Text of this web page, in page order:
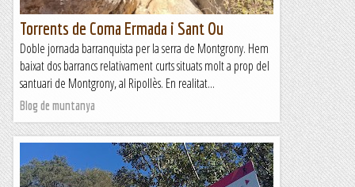
Torrents de Coma Ermada i Sant Ou
Doble jornada barranquista per la serra de Montgrony. Hem
baixat dos barrancs relativament curts situats molt a prop del
santuari de Montgrony, al Ripollès. En realitat...
Blog de muntanya